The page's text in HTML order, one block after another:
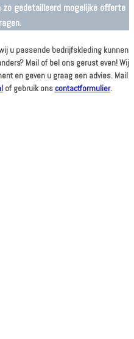
zo gedetailleerd mogelijke offerte
u passende bedrijfskleding kunnen
Mail of bel ons gerust even! Wij
en geven u graag een advies. Mail
of gebruik ons contactformulier.